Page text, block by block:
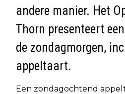
andere manier. Het
Thorn presenteert
de zondagmorgen,
appeltaart.
Een zondagochtend